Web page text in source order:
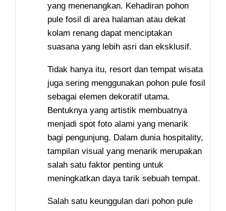
yang menenangkan. Kehadiran pohon
pule fosil di area halaman atau dekat
kolam renang dapat menciptakan
suasana yang lebih asri dan eksklusif.
Tidak hanya itu, resort dan tempat wisata
juga sering menggunakan pohon pule fosil
sebagai elemen dekoratif utama.
Bentuknya yang artistik membuatnya
menjadi spot foto alami yang menarik
bagi pengunjung. Dalam dunia hospitality,
tampilan visual yang menarik merupakan
salah satu faktor penting untuk
meningkatkan daya tarik sebuah tempat.
Salah satu keunggulan dari pohon pule